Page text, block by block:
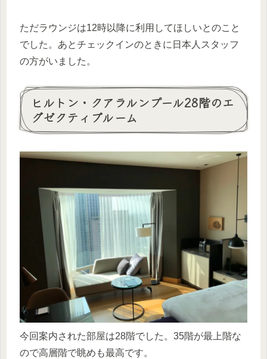
ただラウンジは12時以降に利用してほしいとのこと
でした。あとチェックインのときに日本人スタッフ
の方がいました。
ヒルトン・クアラルンプール28階のエ
グゼクティブルーム
今回案内された部屋は28階でした。35階が最上階な
ので高層階で眺めも最高です。